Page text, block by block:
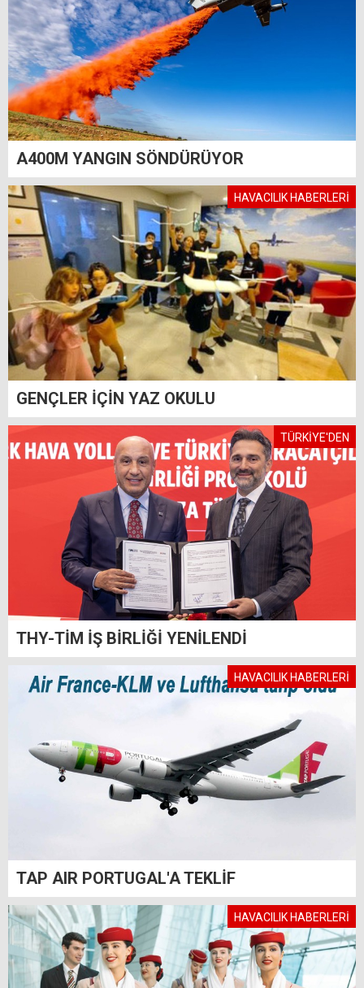
A400M YANGIN SÖNDÜRÜYOR
HAVACILIK HABERLERİ
GENÇLER İÇİN YAZ OKULU
TÜRKİYE'DEN
THY-TİM İŞ BİRLİĞİ YENİLENDİ
HAVACILIK HABERLERİ
TAP AIR PORTUGAL'A TEKLİF
HAVACILIK HABERLERİ